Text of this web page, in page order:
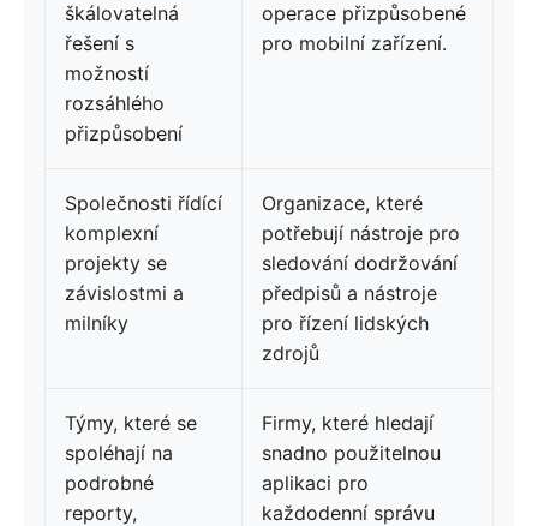
škálovatelná
řešení s
možností
rozsáhlého
přizpůsobení
operace přizpůsobené
pro mobilní zařízení.
Společnosti řídící
komplexní
projekty se
závislostmi a
milníky
Organizace, které
potřebují nástroje pro
sledování dodržování
předpisů a nástroje
pro řízení lidských
zdrojů
Týmy, které se
spoléhají na
podrobné
reporty,
Firmy, které hledají
snadno použitelnou
aplikaci pro
každodenní správu